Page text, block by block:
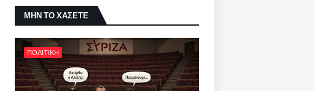
ΜΗΝ ΤΟ ΧΑΣΕΤΕ
ΠΟΛΙΤΙΚΗ